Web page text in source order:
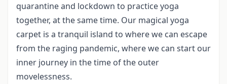
quarantine and lockdown to practice yoga
together, at the same time. Our magical yoga
carpet is a tranquil island to where we can escape
from the raging pandemic, where we can start our
inner journey in the time of the outer
movelessness.